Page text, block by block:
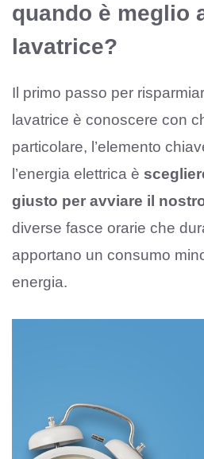
quando è meglio
lavatrice?
Il primo passo per
lavatrice è conoscere con
particolare, l’elemento
l’energia elettrica è
giusto per avviare il
diverse fasce orarie che
apportano un consumo
energia.